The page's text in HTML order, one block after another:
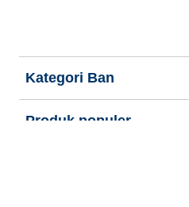
Kategori Ban
Produk populer